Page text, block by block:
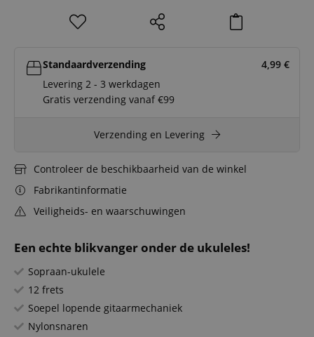
Een echte blikvanger onder de ukuleles!
Sopraan-ukulele
12 frets
Soepel lopende gitaarmechaniek
Nylonsnaren
Standaardverzending 4,99 €
Levering 2 - 3 werkdagen
Gratis verzending vanaf €99
Verzending en Levering
Controleer de beschikbaarheid van de winkel
Fabrikantinformatie
Veiligheids- en waarschuwingen